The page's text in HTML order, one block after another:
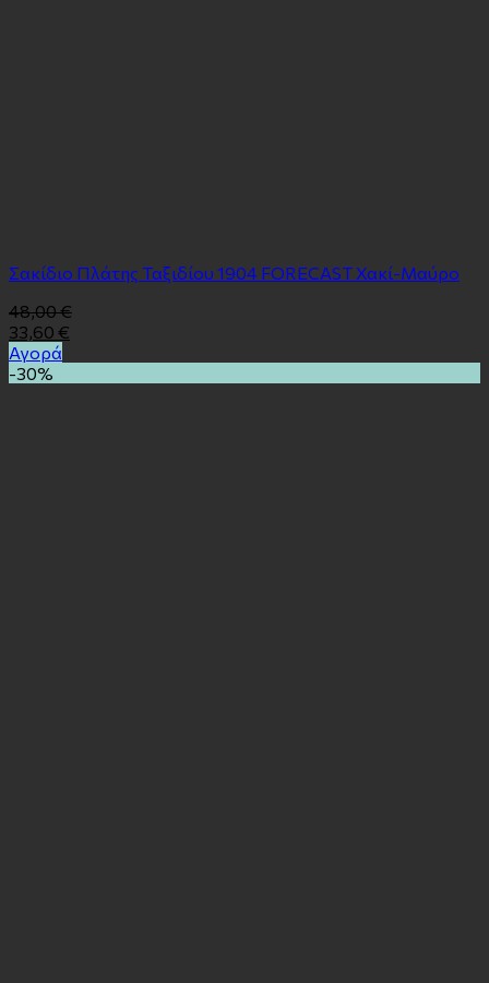
Σακίδιο Πλάτης Ταξιδίου 1904 FORECAST Χακί-Μαύρο
48,00€
33,60 €
Αγορά
-30%